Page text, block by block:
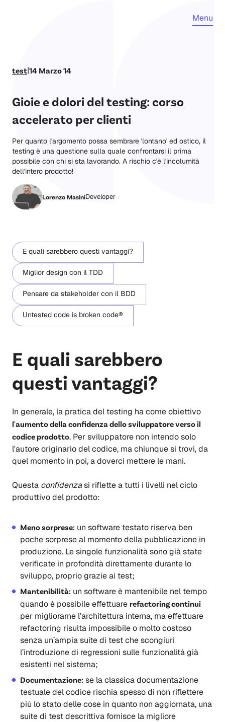
Menu
test|14 Marzo 14
Gioie e dolori del testing: corso
accelerato per clienti
Per quanto l'argomento possa sembrare 'lontano' ed ostico, il
testing è una questione sulla quale confrontarsi il prima
possibile con chi si sta lavorando. A rischio c'è l'incolumità
dell'intero prodotto!
Lorenzo MasiniDeveloper
E quali sarebbero questi vantaggi?
Miglior design con il TDD
Pensare da stakeholder con il BDD
Untested code is broken code®
E quali sarebbero
questi vantaggi?
In generale, la pratica del testing ha come obiettivo
l'aumento della confidenza dello sviluppatore verso il
codice prodotto. Per sviluppatore non intendo solo
l'autore originario del codice, ma chiunque si trovi, da
quel momento in poi, a doverci mettere le mani.
Questa confidenzasi riflette a tutti i livelli nel ciclo
produttivo del prodotto:
Meno sorprese: un software testato riserva ben
poche sorprese al momento della pubblicazione in
produzione. Le singole funzionalità sono già state
verificate in profondità direttamente durante lo
sviluppo, proprio grazie ai test;
Mantenibilità: un software è mantenibile nel tempo
quando è possibile effettuare refactoring continui
per migliorarne l’architettura interna, ma effettuare
refactoring risulta impossibile o molto costoso
senza un’ampia suite di test che scongiuri
l’introduzione di regressioni sulle funzionalità già
esistenti nel sistema;
Documentazione: se la classica documentazione
testuale del codice rischia spesso di non riflettere
più lo stato delle cose in quanto non aggiornata, una
suite di test descrittiva fornisce la migliore